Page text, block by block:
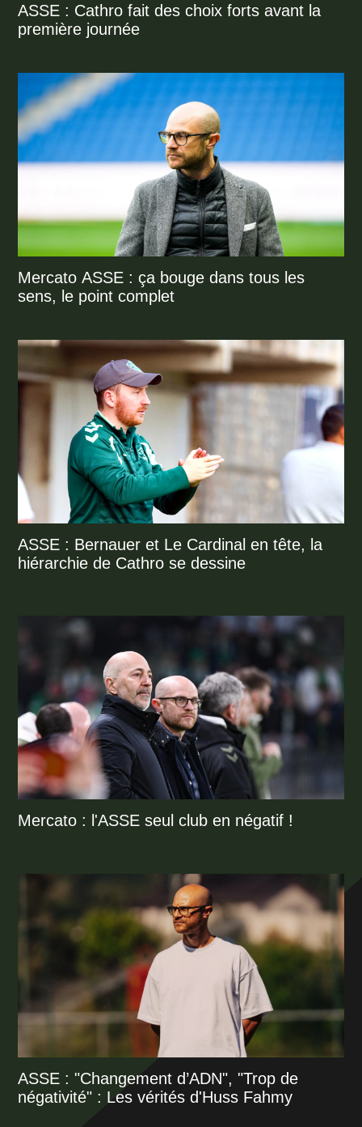
ASSE : Cathro fait des choix forts avant la
première journée
Mercato ASSE : ça bouge dans tous les
sens, le point complet
ASSE : Bernauer et Le Cardinal en tête, la
hiérarchie de Cathro se dessine
Mercato : l'ASSE seul club en négatif !
ASSE : "Changement d’ADN", "Trop de
négativité" : Les vérités d'Huss Fahmy